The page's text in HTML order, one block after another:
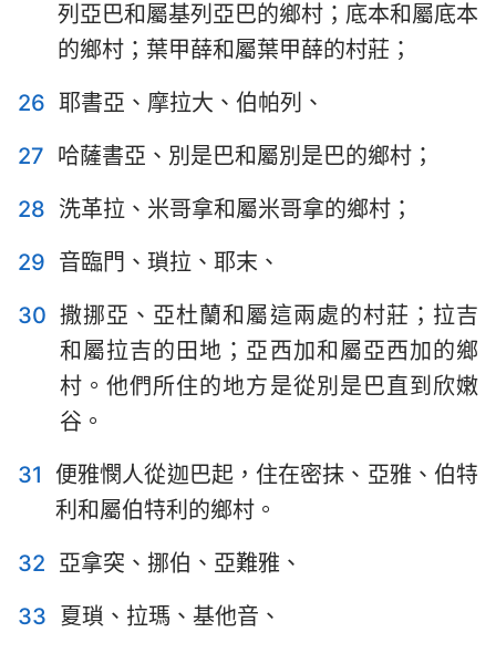
列亞巴和屬基列亞巴的鄉村；底本和屬底本
的鄉村；葉甲薛和屬葉甲薛的村莊；
26 耶書亞、摩拉大、伯帕列、
27 哈薩書亞、別是巴和屬別是巴的鄉村；
28 洗革拉、米哥拿和屬米哥拿的鄉村；
29 音臨門、瑣拉、耶末、
30 撒挪亞、亞杜蘭和屬這兩處的村莊；拉吉
和屬拉吉的田地；亞西加和屬亞西加的鄉
村。他們所住的地方是從別是巴直到欣嫩
谷。
31 便雅憫人從迦巴起，住在密抹、亞雅、伯特
利和屬伯特利的鄉村。
32 亞拿突、挪伯、亞難雅、
33 夏瑣、拉瑪、基他音、